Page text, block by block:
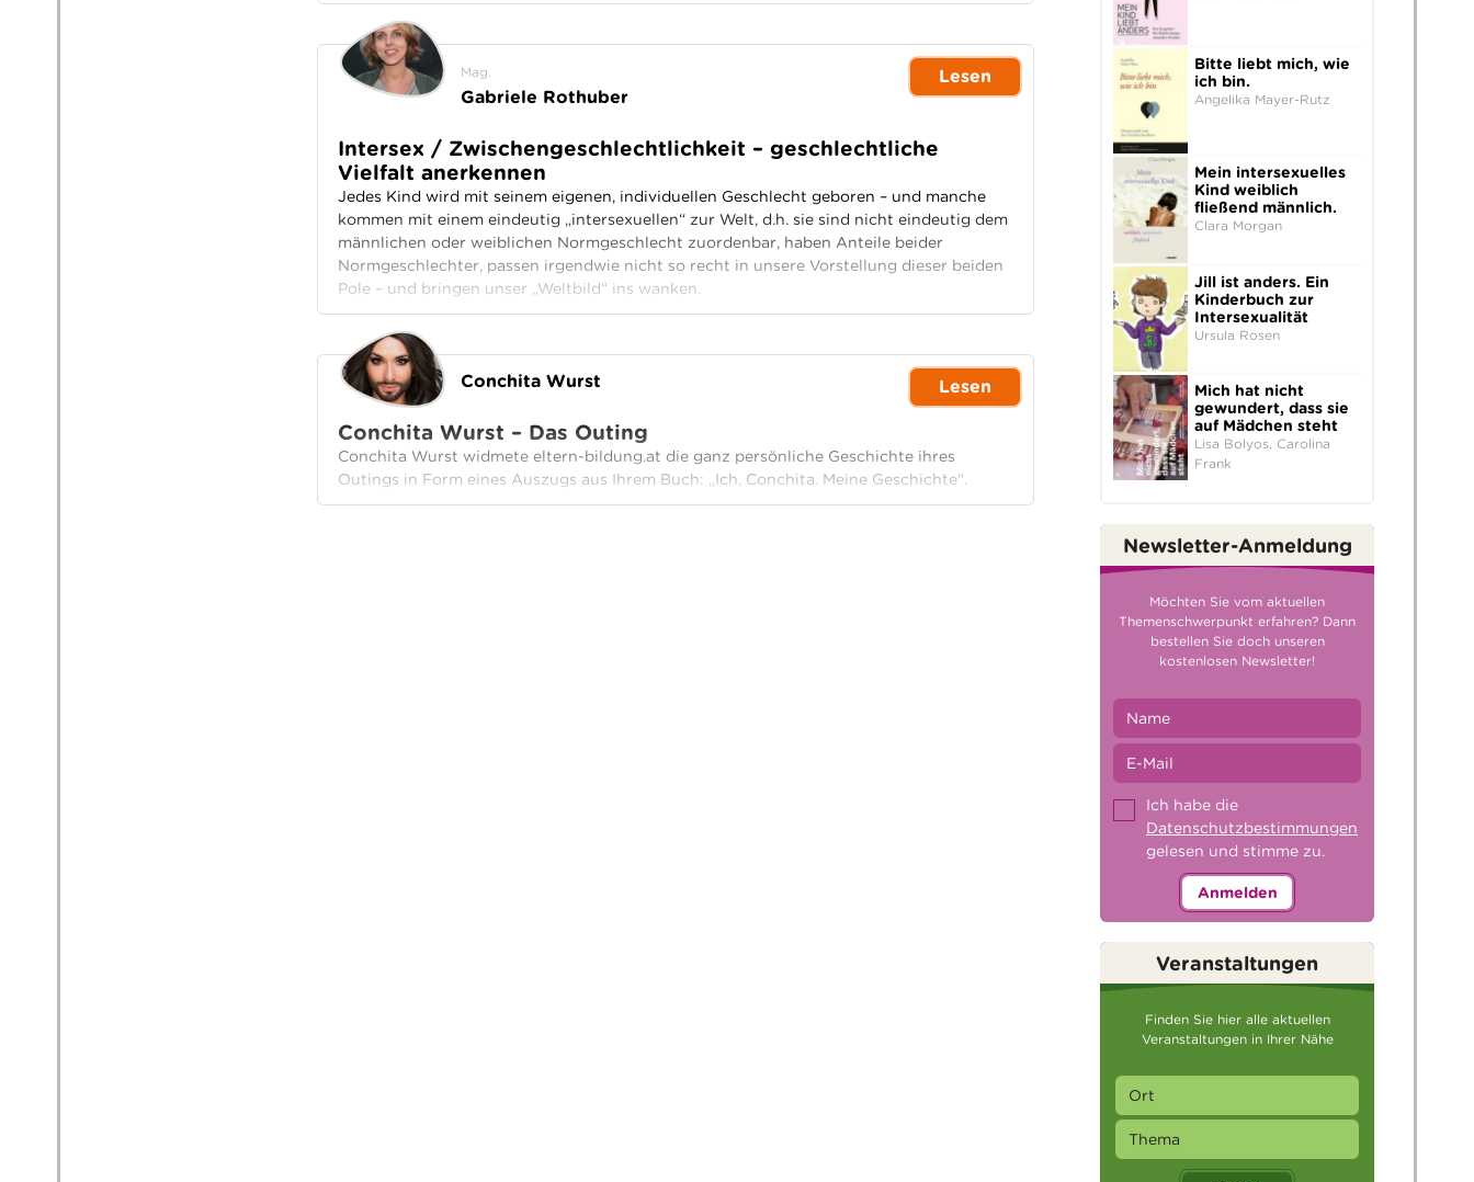
Mag.
Gabriele Rothuber
Lesen
Intersex / Zwischengeschlechtlichkeit – geschlechtliche
Vielfalt anerkennen
Jedes Kind wird mit seinem eigenen, individuellen Geschlecht geboren – und manche
kommen mit einem eindeutig „intersexuellen“ zur Welt, d.h. sie sind nicht eindeutig dem
männlichen oder weiblichen Normgeschlecht zuordenbar, haben Anteile beider
Normgeschlechter, passen irgendwie nicht so recht in unsere Vorstellung dieser beiden
Pole – und bringen unser „Weltbild“ ins wanken.
Conchita Wurst Lesen
Conchita Wurst – Das Outing
Conchita Wurst widmete eltern-bildung.at die ganz persönliche Geschichte ihres
Outings in Form eines Auszugs aus Ihrem Buch: „Ich, Conchita. Meine Geschichte“.
Bitte liebt mich, wie
ich bin.
Angelika Mayer-Rutz
Mein intersexuelles
Kind weiblich
fließend männlich.
Clara Morgan
Jill ist anders. Ein
Kinderbuch zur
Intersexualität
Ursula Rosen
Mich hat nicht
gewundert, dass sie
auf Mädchen steht
Lisa Bolyos, Carolina
Frank
Newsletter-Anmeldung
Möchten Sie vom aktuellen
Themenschwerpunkt erfahren? Dann
bestellen Sie doch unseren
kostenlosen Newsletter!
Ich habe die
Datenschutzbestimmungen
gelesen und stimme zu.
Anmelden
Veranstaltungen
Finden Sie hier alle aktuellen
Veranstaltungen in Ihrer Nähe